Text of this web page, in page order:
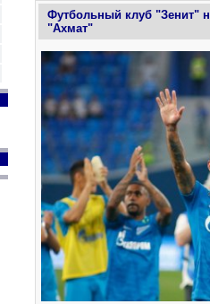
Футбольный клуб "Зенит"
"Ахмат"